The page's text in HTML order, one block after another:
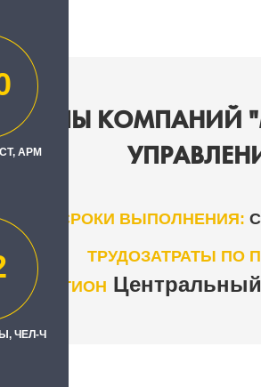
КОМПАНИЙ
СРОКИ ВЫПОЛНЕНИЯ:
ТРУДОЗАТРАТЫ ПО
РЕГИОН
АРМ
ЧЕЛ-Ч